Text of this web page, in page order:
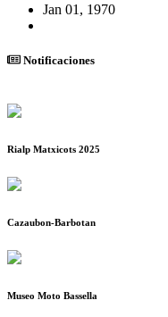
Jan 01, 1970
Notificaciones
Rialp Matxicots 2025
Cazaubon-Barbotan
Museo Moto Bassella